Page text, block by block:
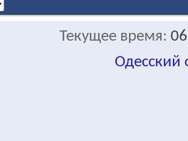
Текущее время:
Одесский